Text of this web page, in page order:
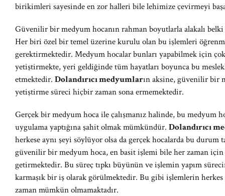
birikimleri sayesinde en zor halleri bile lehimize çevirmeyi
Güvenilir bir medyum hocanın rahman boyutlarla alakalı belki
Her biri özel bir temel üzerine kurulu olan bu işlemleri
gerektirmektedir. Medyum hocalar bunları yapabilmek için
yetiştirmekte, yeri geldiğinde tüm hayatları boyunca bu
etmektedir. Dolandırıcı medyumların aksine, güvenilir bir
yetiştirme süreci hiçbir zaman sona ermemektedir.
Gerçek bir medyum hoca ile çalışmanız halinde, bu medyum
uygulama yaptığına şahit olmak mümkündür. Dolandırıcı
herkese aynı şeyi söylüyor olsa da gerçek hocalarda bu durum
güvenilir bir medyum hoca, en basit işlemi bile her zaman
getirmektedir. Bu süreç tıpkı büyünün ve işlemin yapım
karmaşık bir iş olarak görülmektedir. Bu gibi işlemlerin herkes
zaman mümkün olmamaktadır.